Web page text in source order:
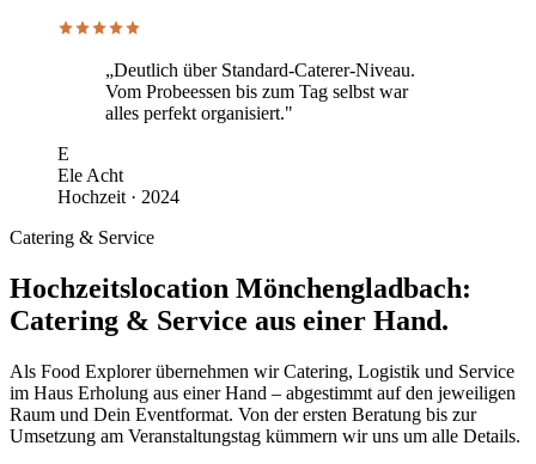
„Deutlich über Standard-Caterer-Niveau.
Vom Probeessen bis zum Tag selbst war
alles perfekt organisiert."
E
Ele Acht
Hochzeit · 2024
Catering & Service
Hochzeitslocation Mönchengladbach:
Catering & Service aus einer Hand.
Als Food Explorer übernehmen wir Catering, Logistik und Service
im Haus Erholung aus einer Hand – abgestimmt auf den jeweiligen
Raum und Dein Eventformat. Von der ersten Beratung bis zur
Umsetzung am Veranstaltungstag kümmern wir uns um alle Details.